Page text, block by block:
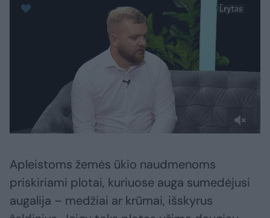
Apleistoms žemės ūkio naudmenoms
priskiriami plotai, kuriuose auga sumedėjusi
augalija – medžiai ar krūmai, išskyrus